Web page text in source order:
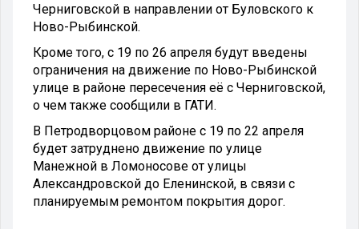
Черниговской в направлении от Буловского к
Ново-Рыбинской.
Кроме того, с 19 по 26 апреля будут введены
ограничения на движение по Ново-Рыбинской
улице в районе пересечения её с Черниговской,
о чем также сообщили в ГАТИ.
В Петродворцовом районе с 19 по 22 апреля
будет затруднено движение по улице
Манежной в Ломоносове от улицы
Александровской до Еленинской, в связи с
планируемым ремонтом покрытия дорог.